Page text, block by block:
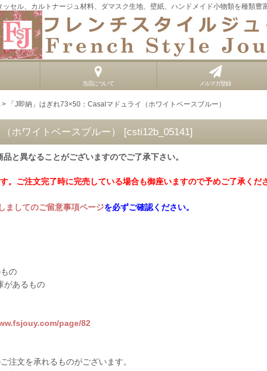
ッセル、カルトナージュ材料、ダマスク生地、壁紙、ハンドメイド小物類を種類豊
当店について メルマガ登録
> 「J即納」はぎれ73×50：Casalマドュライ（ホワイトベースブルー）
ホワイトベースブルー） [csti12b_05141]
と異なることがございますのでご了承下さい。
。ご注文完了時に完売している場合も御座いますので予めご了承くだ
ましてのご留意事項ページを必ずご確認ください。
の
があるもの
page/82
注文を承れるものがございます。